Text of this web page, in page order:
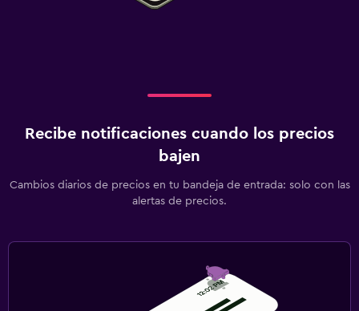
Recibe notificaciones cuando los precios
bajen
Cambios diarios de precios en tu bandeja de entrada: solo con las
alertas de precios.